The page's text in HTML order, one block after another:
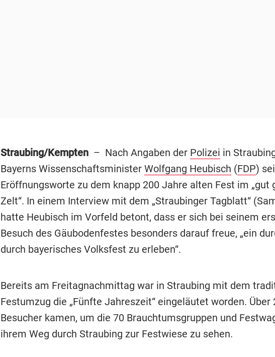
Straubing/Kempten – Nach Angaben der Polizei in
Bayerns Wissenschaftsminister Wolfgang Heubisch (FDP)
Eröffnungsworte zu dem knapp 200 Jahre alten Fest im „gut
Zelt“. In einem Interview mit dem „Straubinger Tagblatt“
hatte Heubisch im Vorfeld betont, dass er sich bei seinem
Besuch des Gäubodenfestes besonders darauf freue, „ein
durch bayerisches Volksfest zu erleben“.
Bereits am Freitagnachmittag war in Straubing mit dem
Festumzug die „Fünfte Jahreszeit“ eingeläutet worden. Über
Besucher kamen, um die 70 Brauchtumsgruppen und
ihrem Weg durch Straubing zur Festwiese zu sehen.